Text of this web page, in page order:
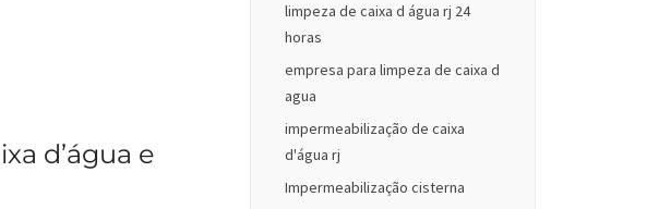
limpeza de caixa d água rj 24
horas
empresa para limpeza de caixa d
agua
impermeabilização de caixa
d'água rj
Impermeabilização cisterna
d’água e